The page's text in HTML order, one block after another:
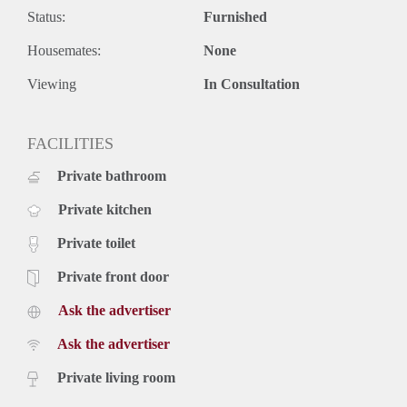
Prijs
€ 1.195,- per maand exclusief nutsvoorzieningen, tv, internet
De genoemde huurprijs is op basis van minimaal 12
Voor meer informatie kunt u contact met ons opnemen of
Status: Furnished
Housemates: None
Viewing In Consultation
FACILITIES
Private bathroom
Private kitchen
Private toilet
Private front door
Ask the advertiser
Ask the advertiser
Private living room